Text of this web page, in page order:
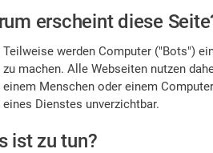
erscheint diese
Teilweise werden Computer ("Bots")
zu machen. Alle Webseiten nutzen
einem Menschen oder einem
eines Dienstes unverzichtbar.
ist zu tun?